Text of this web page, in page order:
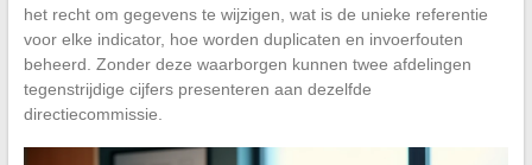
het recht om gegevens te wijzigen, wat is de unieke referentie
voor elke indicator, hoe worden duplicaten en invoerfouten
beheerd. Zonder deze waarborgen kunnen twee afdelingen
tegenstrijdige cijfers presenteren aan dezelfde
directiecommissie.